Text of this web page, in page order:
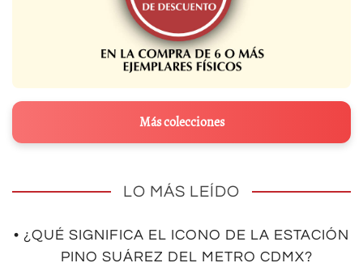
Más colecciones
LO MÁS LEÍDO
• ¿QUÉ SIGNIFICA EL ICONO DE LA ESTACIÓN
PINO SUÁREZ DEL METRO CDMX?